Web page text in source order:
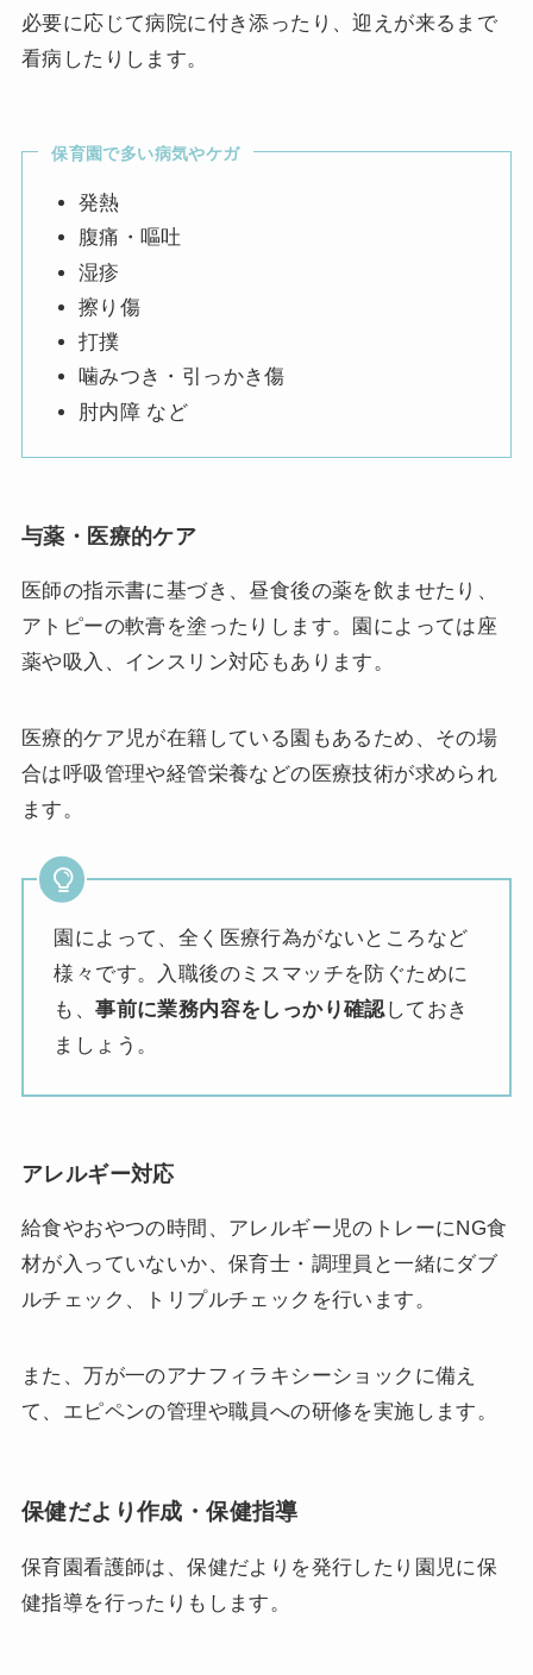
必要に応じて病院に付き添ったり、迎えが来るまで
看病したりします。
保育園で多い病気やケガ
発熱
腹痛・嘔吐
湿疹
擦り傷
打撲
噛みつき・引っかき傷
肘内障 など
与薬・医療的ケア
医師の指示書に基づき、昼食後の薬を飲ませたり、
アトピーの軟膏を塗ったりします。園によっては座
薬や吸入、インスリン対応もあります。
医療的ケア児が在籍している園もあるため、その場
合は呼吸管理や経管栄養などの医療技術が求められ
ます。
園によって、全く医療行為がないところなど
様々です。入職後のミスマッチを防ぐために
も、事前に業務内容をしっかり確認しておき
ましょう。
アレルギー対応
給食やおやつの時間、アレルギー児のトレーにNG食
材が入っていないか、保育士・調理員と一緒にダブ
ルチェック、トリプルチェックを行います。
また、万が一のアナフィラキシーショックに備え
て、エピペンの管理や職員への研修を実施します。
保健だより作成・保健指導
保育園看護師は、保健だよりを発行したり園児に保
健指導を行ったりもします。